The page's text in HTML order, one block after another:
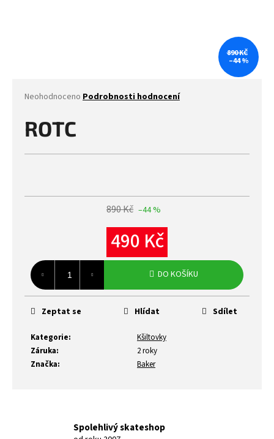
Průměrné
produktu
je
z
Neohodnoceno Podrobnosti hodnocení
ROTC
890 Kč –44 %
490 Kč
cena:
DO KOŠÍKU
Kategorie:
Kšiltovky
Záruka:
2 roky
Značka: Baker
Zeptat se Hlídat Sdílet
890 KČ
–44 %
Spolehlivý skateshop